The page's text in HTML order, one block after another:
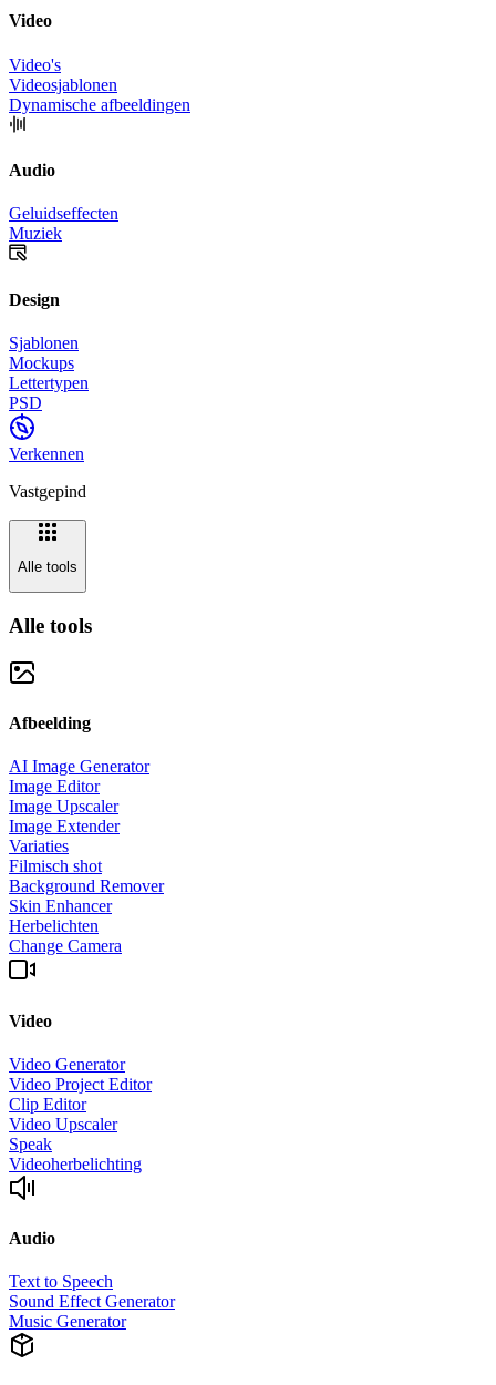
Video
Video's
Videosjablonen
Dynamische afbeeldingen
Audio
Geluidseffecten
Muziek
Design
Sjablonen
Mockups
Lettertypen
PSD
Verkennen
Vastgepind
Alle tools
Alle tools
Afbeelding
AI Image Generator
Image Editor
Image Upscaler
Image Extender
Variaties
Filmisch shot
Background Remover
Skin Enhancer
Herbelichten
Change Camera
Video
Video Generator
Video Project Editor
Clip Editor
Video Upscaler
Speak
Videoherbelichting
Audio
Text to Speech
Sound Effect Generator
Music Generator